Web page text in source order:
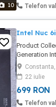
10 Telefon
Intel Nuc
Product
Generation
Name
Processor
Processor
Board
Operating
22 iulie
699 RON
Telefon